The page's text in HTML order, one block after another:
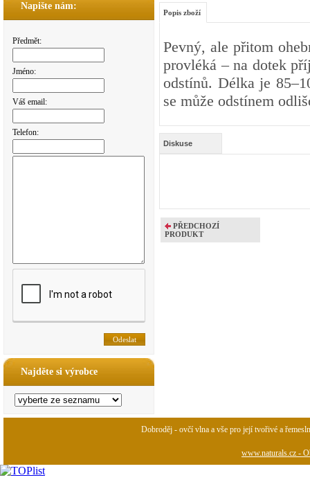
Napište nám:
Předmět:
Jméno:
Váš email:
Telefon:
Najděte si výrobce
Popis zboží
Pevný, ale přitom
provléká – na dotek
odstínů. Délka je
se může odstínem
Diskuse
PŘEDCHOZÍ
PRODUKT
Dobroděj - ovčí vlna a vše pro její tvořivé a
www.naturals.cz -